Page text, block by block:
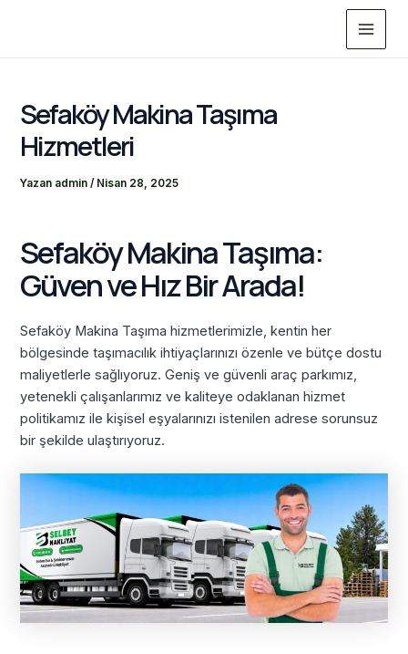
Main
Menu
Sefaköy Makina Taşıma
Hizmetleri
Yazan admin/ Nisan 28, 2025
Sefaköy Makina Taşıma:
Güven ve Hız Bir Arada!
Sefaköy Makina Taşıma hizmetlerimizle, kentin her
bölgesinde taşımacılık ihtiyaçlarınızı özenle ve bütçe dostu
maliyetlerle sağlıyoruz. Geniş ve güvenli araç parkımız,
yetenekli çalışanlarımız ve kaliteye odaklanan hizmet
politikamız ile kişisel eşyalarınızı istenilen adrese sorunsuz
bir şekilde ulaştırıyoruz.